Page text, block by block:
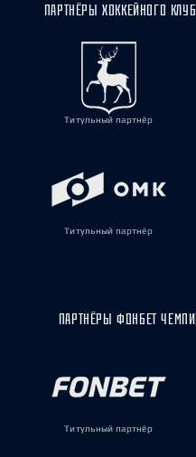
ПАРТНЁРЫ ХОККЕЙНОГО
Титульный партнёр
Титульный партнёр
ПАРТНЁРЫ ФОНБЕТ
Титульный партнёр